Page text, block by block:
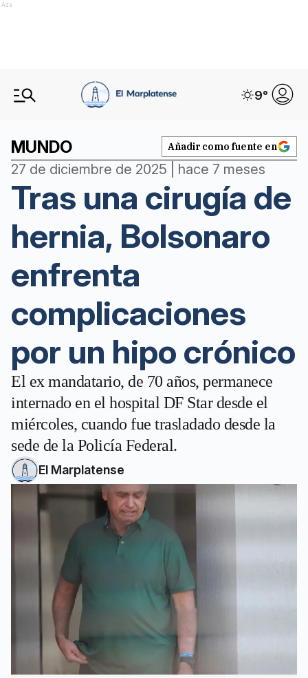
Ads
9°
MUNDO Añadir como fuente en
27 de diciembre de 2025 | hace 7 meses
Tras una cirugía de
hernia, Bolsonaro
enfrenta
complicaciones
por un hipo crónico
El ex mandatario, de 70 años, permanece
internado en el hospital DF Star desde el
miércoles, cuando fue trasladado desde la
sede de la Policía Federal.
El Marplatense